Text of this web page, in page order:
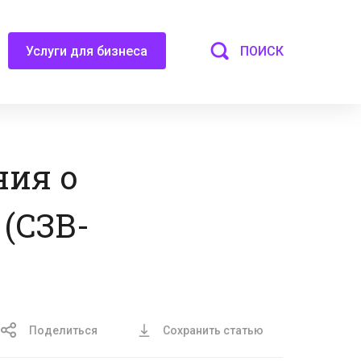
Услуги для бизнеса ПОИСК
о
Поделиться Сохранить статью